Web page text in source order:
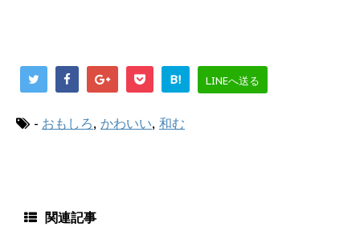
B! LINEへ送る
- おもしろ, かわいい, 和む
関連記事